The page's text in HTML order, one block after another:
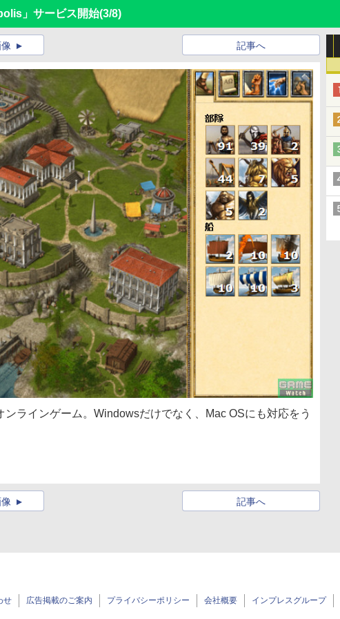
」サービス開始(3/8)
記事へ
ラインゲーム。Windowsだけでなく、Mac OSにも対応をう
記事へ
せ 広告掲載のご案内 プライバシーポリシー 会社概要 インプレスグループ